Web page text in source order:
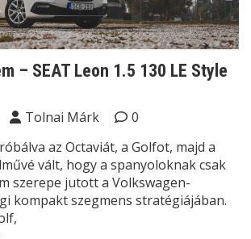
– SEAT Leon 1.5 130 LE Style
Tolnai Márk
0
az Octaviát, a Golfot, majd a
vált, hogy a spanyoloknak csak
szerepe jutott a Volkswagen-
kompakt szegmens stratégiájában.